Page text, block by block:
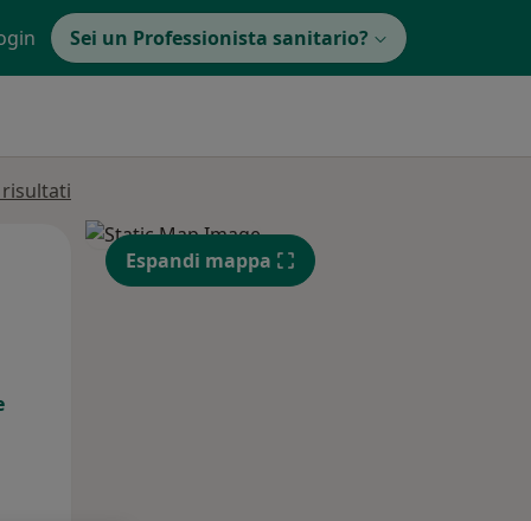
Sei un Professionista sanitario?
Gio, Ven,
14 Ago
Espandi mappa